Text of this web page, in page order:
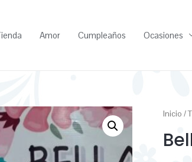
Amor Cumpleaños Ocasiones
Inicio /